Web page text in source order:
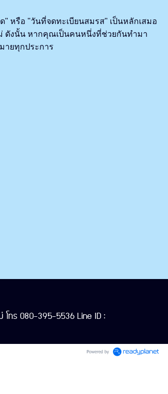
รือ "วันที่จดทะเบียนสมรส" เป็นหลักเสมอ
ดังนั้น หากคุณเป็นคนหนึ่งที่ช่วยกันทำมา
ายทุกประการ
โทร 080-395-5536 Line ID :